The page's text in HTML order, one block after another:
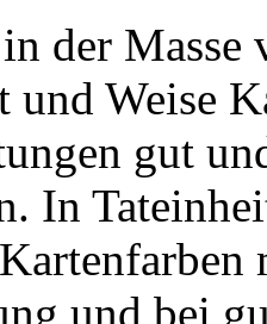
der Masse
und Weise
gut
In
und bei